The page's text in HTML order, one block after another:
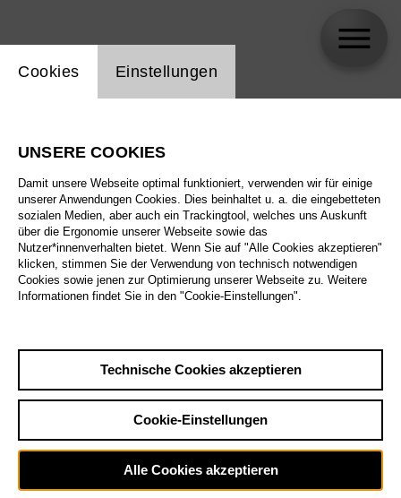
Alle Sparten
Alle Spielstätten
Alle Merkmale
Sa29.8.
Großes Haus
Einstellung Website Cookie
Cookies Einstellungen
UNSERE COOKIES
Damit unsere Webseite optimal funktioniert, verwenden wir für einige
unserer Anwendungen Cookies. Dies beinhaltet u. a. die eingebetteten
sozialen Medien, aber auch ein Trackingtool, welches uns Auskunft
über die Ergonomie unserer Webseite sowie das
Nutzer*innenverhalten bietet. Wenn Sie auf "Alle Cookies akzeptieren"
klicken, stimmen Sie der Verwendung von technisch notwendigen
Cookies sowie jenen zur Optimierung unserer Webseite zu. Weitere
Informationen findet Sie in den "Cookie-Einstellungen".
Technische Cookies akzeptieren
Cookie-Einstellungen
Alle Cookies akzeptieren